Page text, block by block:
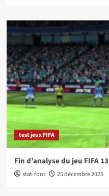
test jeux FIFA
Fin d’analyse du jeu FIFA 13
stat-foot 25 décembre 2025